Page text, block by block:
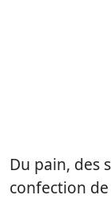
Du pain, des
confection